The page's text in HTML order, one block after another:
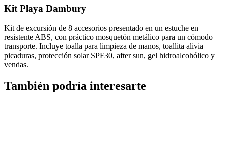
Kit Playa Dambury
Kit de excursión de 8 accesorios presentado en un estuche en
resistente ABS, con práctico mosquetón metálico para un cómodo
transporte. Incluye toalla para limpieza de manos, toallita alivia
picaduras, protección solar SPF30, after sun, gel hidroalcohólico y
vendas.
También podría interesarte